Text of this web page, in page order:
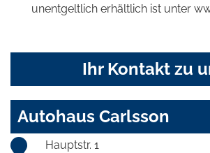
unentgeltlich erhältlich ist unter
Ihr Kontakt zu
Autohaus Carlsson
Hauptstr. 1